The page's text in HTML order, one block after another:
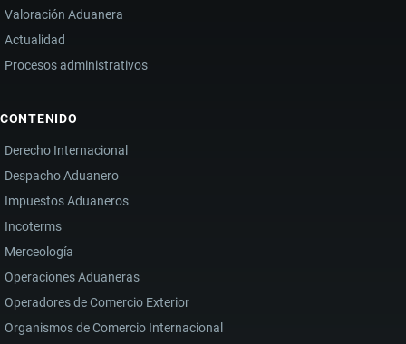
Valoración Aduanera
Actualidad
Procesos administrativos
CONTENIDO
Derecho Internacional
Despacho Aduanero
Impuestos Aduaneros
Incoterms
Merceología
Operaciones Aduaneras
Operadores de Comercio Exterior
Organismos de Comercio Internacional